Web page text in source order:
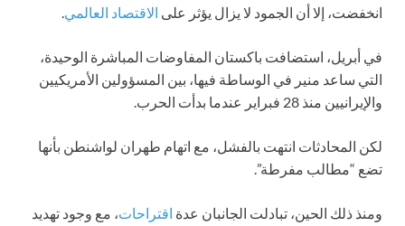
انخفضت، إلا أن الجمود لا يزال يؤثر على الاقتصاد العالمي.
في أبريل، استضافت باكستان المفاوضات المباشرة الوحيدة،
التي ساعد منير في الوساطة فيها، بين المسؤولين الأمريكيين
والإيرانيين منذ 28 فبراير عندما بدأت الحرب.
لكن المحادثات انتهت بالفشل، مع اتهام طهران لواشنطن بأنها
تضع “مطالب مفرطة”.
ومنذ ذلك الحين، تبادلت الجانبان عدة اقتراحات، مع وجود تهديد